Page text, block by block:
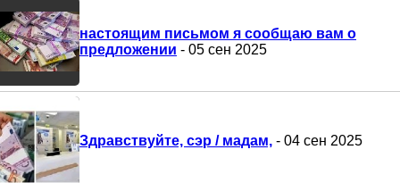
настоящим письмом я сообщаю вам о
предложении - 05 сен 2025
Здравствуйте, сэр / мадам, - 04 сен 2025